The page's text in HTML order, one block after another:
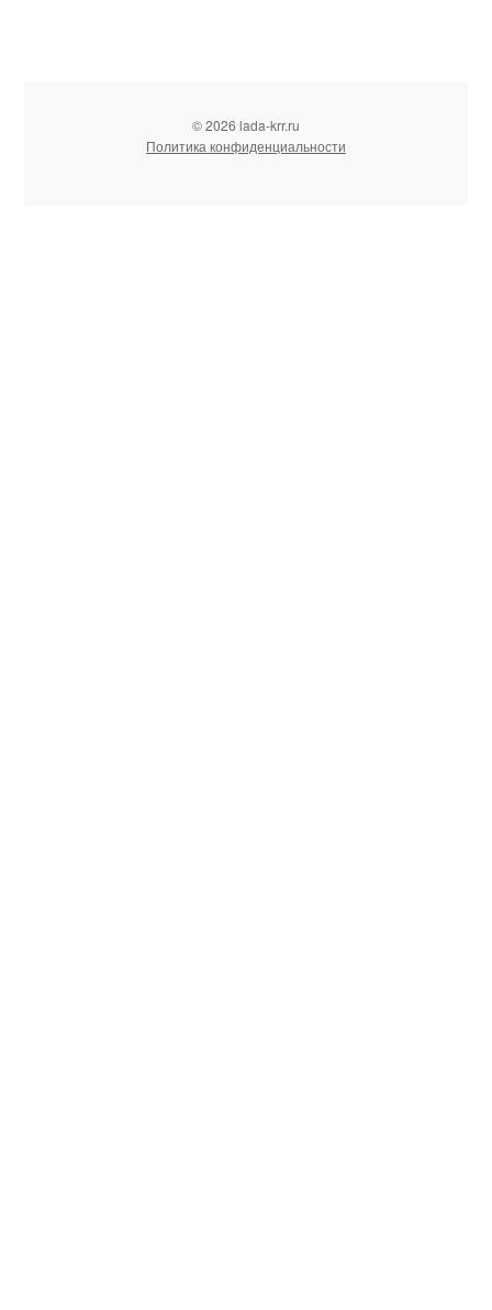
© 2026 lada-krr.ru
Политика конфиденциальности